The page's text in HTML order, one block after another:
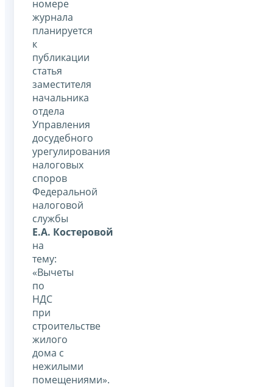
номере
журнала
планируется
к
публикации
статья
заместителя
начальника
отдела
Управления
досудебного
урегулирования
налоговых
споров
Федеральной
налоговой
службы
Е.А. Костеровой
на
тему:
«Вычеты
по
НДС
при
строительстве
жилого
дома с
нежилыми
помещениями».